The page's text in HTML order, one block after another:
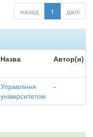
назад 1 далі
Назва Автор(и)
Управління
університетом
-